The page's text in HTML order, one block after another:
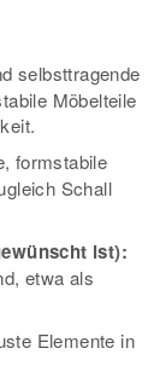
selbsttragende
Möbelteile
formstabile
Schall
ist):
etwa als
Elemente in